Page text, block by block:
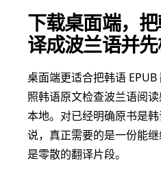
下载桌面端，
译成波兰语并
桌面端更适合把韩语
照韩语原文检查波兰语阅
本地。对已经明确原书是
说，真正需要的是一份能
是零散的翻译片段。